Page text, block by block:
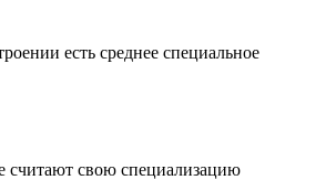
есть среднее специальное
считают свою специализацию